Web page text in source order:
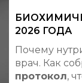
2026 ГОДА
Почему
врач. Как
протокол,